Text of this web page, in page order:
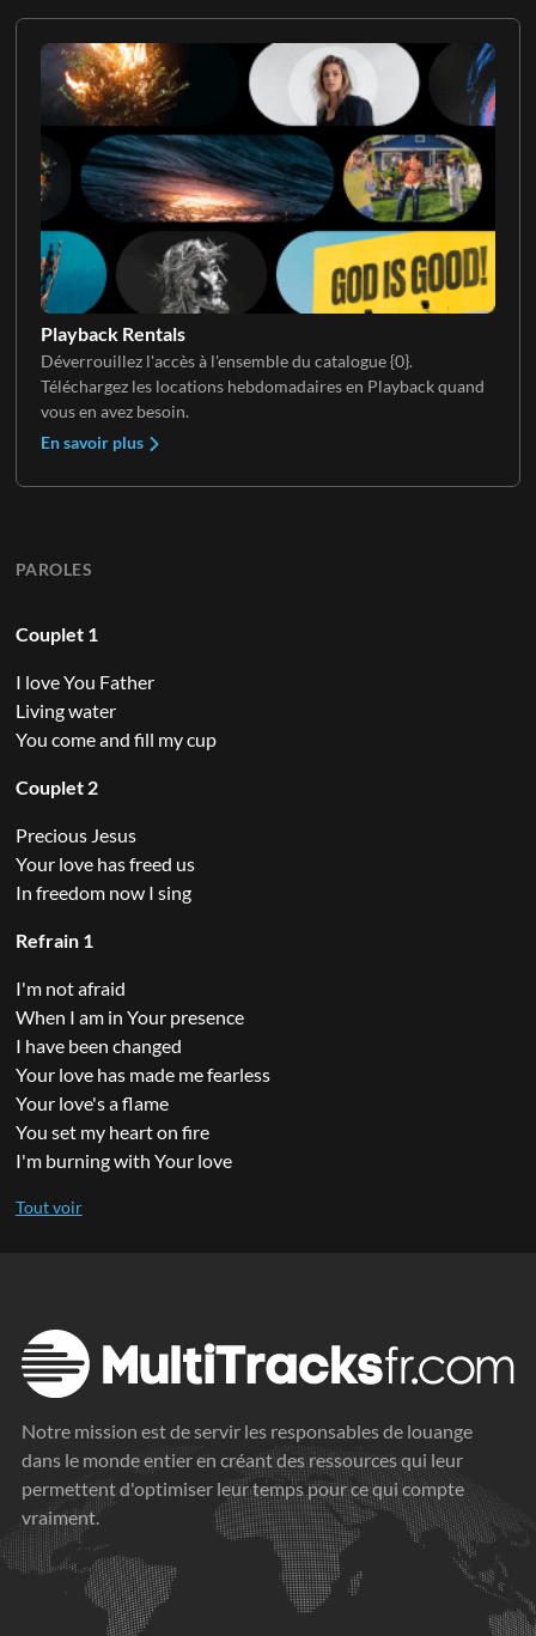
Playback Rentals
Déverrouillez l'accès à l'ensemble du catalogue {0}.
Téléchargez les locations hebdomadaires en Playback quand
vous en avez besoin.
En savoir plus
PAROLES
Couplet 1
I love You Father
Living water
You come and fill my cup
Couplet 2
Precious Jesus
Your love has freed us
In freedom now I sing
Refrain 1
I'm not afraid
When I am in Your presence
I have been changed
Your love has made me fearless
Your love's a flame
You set my heart on fire
I'm burning with Your love
Notre mission est de servir les responsables de louange
dans le monde entier en créant des ressources qui leur
permettent d'optimiser leur temps pour ce qui compte
vraiment.